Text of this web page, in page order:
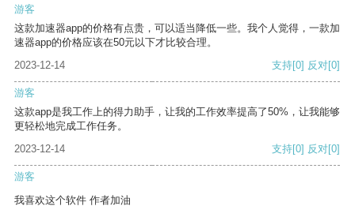
游客
这款加速器app的价格有点贵，可以适当降低一些。我个人觉得，一款加
速器app的价格应该在50元以下才比较合理。
2023-12-14
支持[0] 反对[0]
游客
这款app是我工作上的得力助手，让我的工作效率提高了50%，让我能够
更轻松地完成工作任务。
2023-12-14
支持[0] 反对[0]
游客
我喜欢这个软件 作者加油